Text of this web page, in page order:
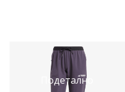
Подетално